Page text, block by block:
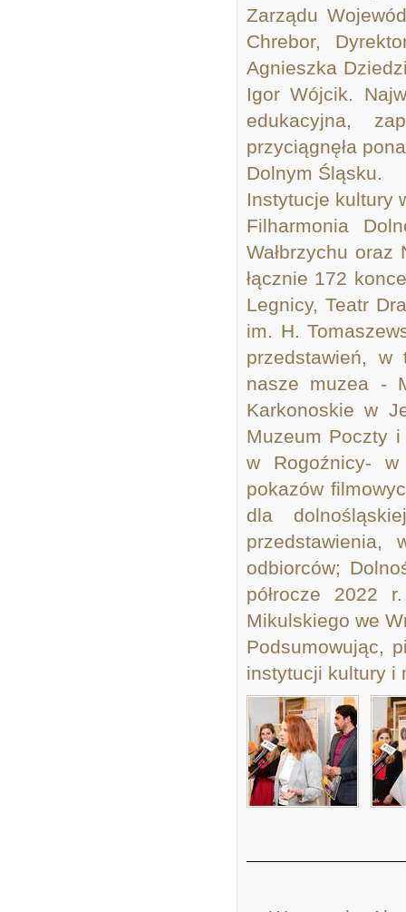
Zarządu
Chrebor,
Agnieszka
Igor Wójcik.
edukacyjna,
przyciągnęła
Dolnym Śląsku.
Instytucje kultury
Filharmonia
Wałbrzychu oraz
łącznie 172
Legnicy, Teatr
im. H.
przedstawień,
nasze muzea -
Karkonoskie w
Muzeum Poczty i
w Rogoźnicy- w
pokazów
dla
odbiorców;
półrocze 2022
Mikulskiego we
Podsumowując,
instytucji kultury i